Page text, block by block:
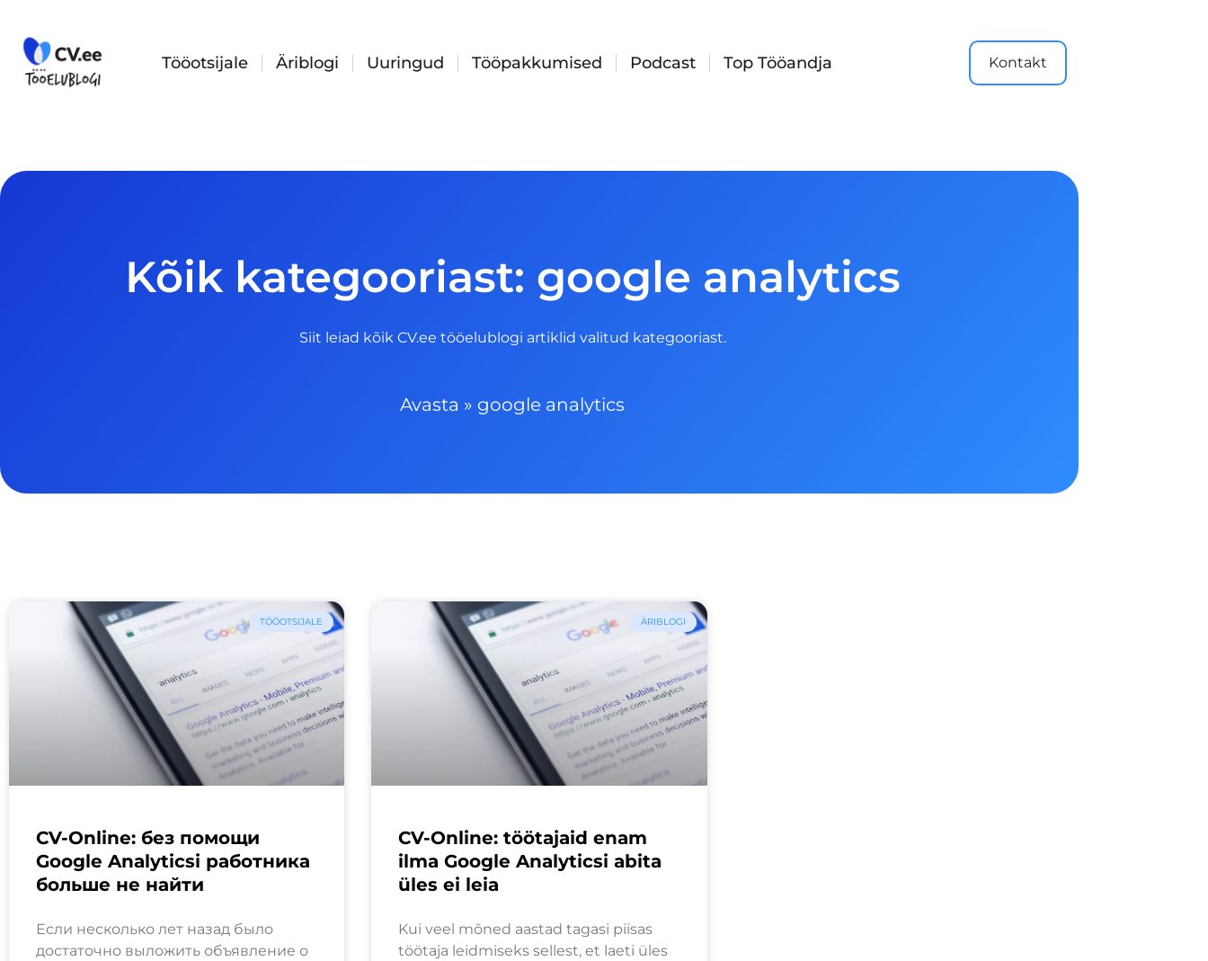
content
Tööotsijale Äriblogi Uuringud Tööpakkumised Podcast Top Tööandja Kontakt
Kõik kategooriast: google analytics
Siit leiad kõik CV.ee tööelublogi artiklid valitud kategooriast.
Avasta » google analytics
TÖÖOTSIJALE
CV-Online: без помощи
Google Analyticsi работника
больше не найти
Если несколько лет назад было
достаточно выложить объявление о
ÄRIBLOGI
CV-Online: töötajaid enam
ilma Google Analyticsi abita
üles ei leia
Kui veel mõned aastad tagasi piisas
töötaja leidmiseks sellest, et laeti üles